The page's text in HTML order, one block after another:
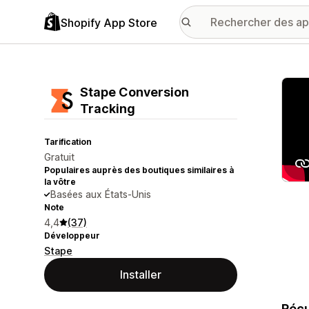
Shopify App Store
Stape Conversion
Tracking
Tarification
Gratuit
Populaires auprès des boutiques similaires à
la vôtre
Basées aux États-Unis
Note
4,4 (37)
Développeur
Stape
Installer